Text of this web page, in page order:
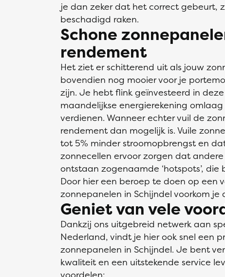
je dan zeker dat het correct gebeurt,
beschadigd raken.
Schone
rendement
Het ziet er schitterend uit als jouw
bovendien nog mooier voor je
zijn. Je hebt flink geïnvesteerd in
maandelijkse energierekening
verdienen. Wanneer echter vuil de
rendement dan mogelijk is. Vuile
tot 5% minder stroomopbrengst en
zonnecellen ervoor zorgen dat
ontstaan zogenaamde ‘hotspots’,
Door hier een beroep te doen op een
zonnepanelen in Schijndel voorkom je
Geniet van vele
Dankzij ons uitgebreid netwerk aan
Nederland, vindt je hier ook snel een
zonnepanelen in Schijndel. Je bent
kwaliteit en een uitstekende service